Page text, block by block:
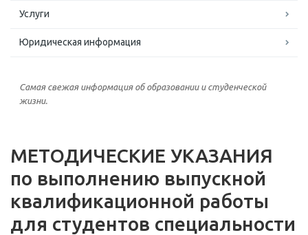
Услуги
Юридическая информация
Самая свежая информация об образовании и студенческой
жизни.
МЕТОДИЧЕСКИЕ УКАЗАНИЯ
по выполнению выпускной
квалификационной работы
для студентов специальности